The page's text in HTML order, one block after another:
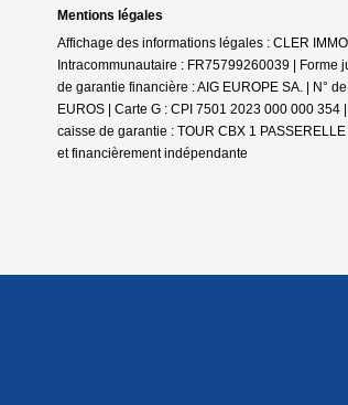
Mentions légales
Affichage des informations légales : CLER
Intracommunautaire : FR75799260039 | Forme
de garantie financière : AIG EUROPE SA. | N°
EUROS | Carte G : CPI 7501 2023 000 000
caisse de garantie : TOUR CBX 1
et financièrement indépendante